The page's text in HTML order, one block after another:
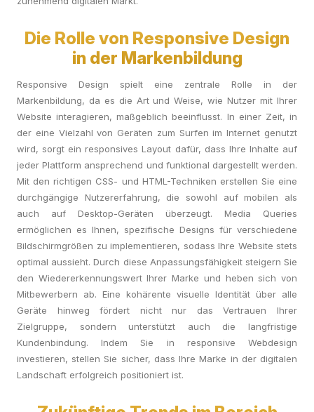
Die Rolle von Responsive Design
in der Markenbildung
Responsive Design spielt eine zentrale Rolle in der
Markenbildung, da es die Art und Weise, wie Nutzer mit Ihrer
Website interagieren, maßgeblich beeinflusst. In einer Zeit, in
der eine Vielzahl von Geräten zum Surfen im Internet genutzt
wird, sorgt ein responsives Layout dafür, dass Ihre Inhalte auf
jeder Plattform ansprechend und funktional dargestellt werden.
Mit den richtigen CSS- und HTML-Techniken erstellen Sie eine
durchgängige Nutzererfahrung, die sowohl auf mobilen als
auch auf Desktop-Geräten überzeugt. Media Queries
ermöglichen es Ihnen, spezifische Designs für verschiedene
Bildschirmgrößen zu implementieren, sodass Ihre Website stets
optimal aussieht. Durch diese Anpassungsfähigkeit steigern Sie
den Wiedererkennungswert Ihrer Marke und heben sich von
Mitbewerbern ab. Eine kohärente visuelle Identität über alle
Geräte hinweg fördert nicht nur das Vertrauen Ihrer
Zielgruppe, sondern unterstützt auch die langfristige
Kundenbindung. Indem Sie in responsive Webdesign
investieren, stellen Sie sicher, dass Ihre Marke in der digitalen
Landschaft erfolgreich positioniert ist.